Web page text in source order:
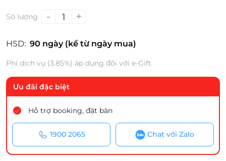
Số lượng - 1 +
HSD: 90 ngày (kể từ ngày mua)
Phí dịch vụ (3.85%) áp dụng đối với e-Gift
Ưu đãi đặc biệt
Hỗ trợ booking, đặt bàn
1900 2065 Chat với Zalo